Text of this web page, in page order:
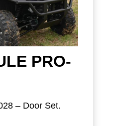
PRO-
– Door Set.